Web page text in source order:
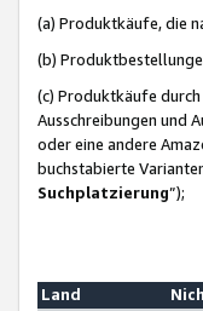
(a) Produktkäufe, die
(b)
(c) Produktkäufe durch
Ausschreibungen und
oder eine andere
buchstabierte
Suchplatzierung”);
Land